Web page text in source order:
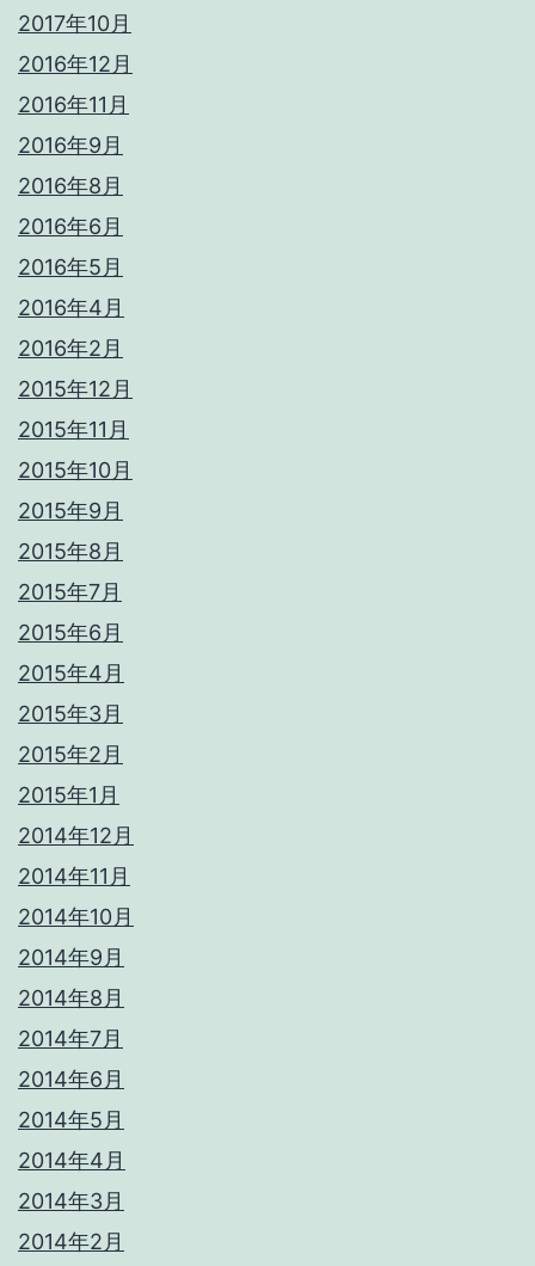
2017年10月
2016年12月
2016年11月
2016年9月
2016年8月
2016年6月
2016年5月
2016年4月
2016年2月
2015年12月
2015年11月
2015年10月
2015年9月
2015年8月
2015年7月
2015年6月
2015年4月
2015年3月
2015年2月
2015年1月
2014年12月
2014年11月
2014年10月
2014年9月
2014年8月
2014年7月
2014年6月
2014年5月
2014年4月
2014年3月
2014年2月